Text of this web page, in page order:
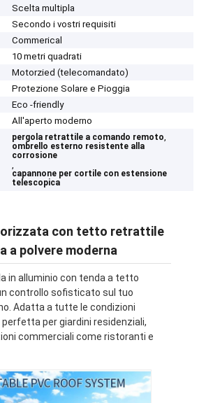
Scelta multipla
Secondo i vostri requisiti
Commerical
10 metri quadrati
Motorzied (telecomandato)
Protezione Solare e Pioggia
Eco -friendly
All'aperto moderno
pergola retrattile a comando remoto,
ombrello esterno resistente alla
corrosione
,
capannone per cortile con estensione
telescopica
con tetto retrattile
a polvere moderna
in alluminio con tenda a tetto
controllo sofisticato sul tuo
Adatta a tutte le condizioni
per giardini residenziali,
commerciali come ristoranti e